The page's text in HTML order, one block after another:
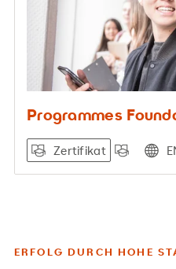
Programmes
Zertifikat
ERFOLG DURCH HOHE